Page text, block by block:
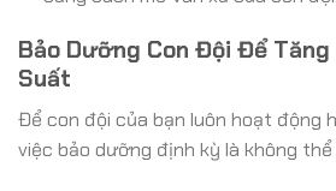
Bảo Dưỡng Con Đội Để Tăng
Suất
Để con đội của bạn luôn hoạt động
việc bảo dưỡng định kỳ là không thể